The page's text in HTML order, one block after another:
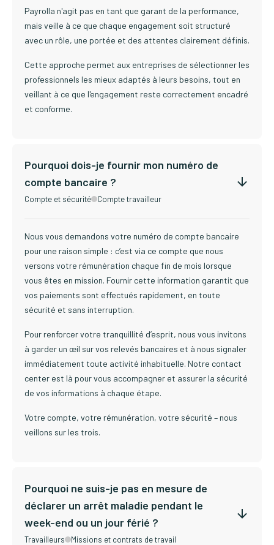
Payrolla n'agit pas en tant que garant de la performance,
mais veille à ce que chaque engagement soit structuré
avec un rôle, une portée et des attentes clairement définis.
Cette approche permet aux entreprises de sélectionner les
professionnels les mieux adaptés à leurs besoins, tout en
veillant à ce que l'engagement reste correctement encadré
et conforme.
Pourquoi dois-je fournir mon numéro de
compte bancaire ?
Compte et sécurité Compte travailleur
Nous vous demandons votre numéro de compte bancaire
pour une raison simple : c’est via ce compte que nous
versons votre rémunération chaque fin de mois lorsque
vous êtes en mission. Fournir cette information garantit que
vos paiements sont effectués rapidement, en toute
sécurité et sans interruption.
Pour renforcer votre tranquillité d’esprit, nous vous invitons
à garder un œil sur vos relevés bancaires et à nous signaler
immédiatement toute activité inhabituelle. Notre contact
center est là pour vous accompagner et assurer la sécurité
de vos informations à chaque étape.
Votre compte, votre rémunération, votre sécurité – nous
veillons sur les trois.
Pourquoi ne suis-je pas en mesure de
déclarer un arrêt maladie pendant le
week-end ou un jour férié ?
Travailleurs Missions et contrats de travail